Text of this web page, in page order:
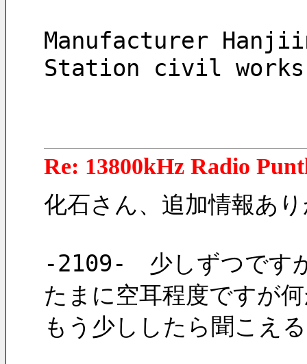
Manufacturer
Station civil
Re: 13800kHz Radio
化石さん、追加情報あ
-2109-　少しずつです
たまに空耳程度ですが
もう少ししたら聞こえ